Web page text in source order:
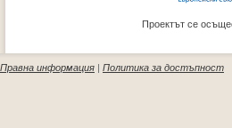
Проектът се
Правна информация | Политика за достъпност